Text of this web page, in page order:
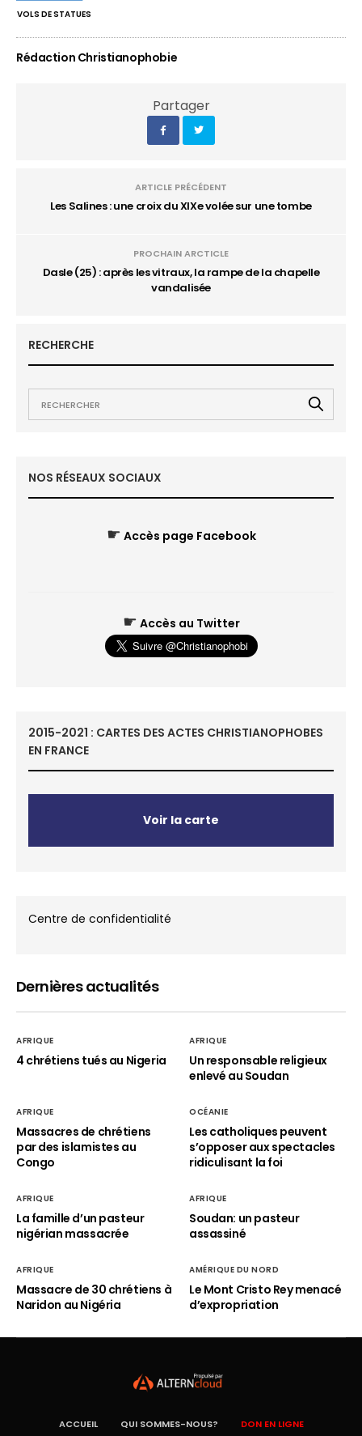
VOLS DE STATUES
Rédaction Christianophobie
Partager
ARTICLE PRÉCÉDENT
Les Salines : une croix du XIXe volée sur une tombe
PROCHAIN ARCTICLE
Dasle (25) : après les vitraux, la rampe de la chapelle
vandalisée
RECHERCHE
NOS RÉSEAUX SOCIAUX
☛ Accès page Facebook
☛ Accès au Twitter
2015-2021 : CARTES DES ACTES CHRISTIANOPHOBES
EN FRANCE
Voir la carte
Centre de confidentialité
Dernières actualités
AFRIQUE
4 chrétiens tués au Nigeria
AFRIQUE
Un responsable religieux
enlevé au Soudan
AFRIQUE
Massacres de chrétiens
par des islamistes au
Congo
OCÉANIE
Les catholiques peuvent
s’opposer aux spectacles
ridiculisant la foi
AFRIQUE
La famille d’un pasteur
nigérian massacrée
AFRIQUE
Soudan: un pasteur
assassiné
AFRIQUE
Massacre de 30 chrétiens à
Naridon au Nigéria
AMÉRIQUE DU NORD
Le Mont Cristo Rey menacé
d’expropriation
ACCUEIL QUI SOMMES-NOUS? DON EN LIGNE